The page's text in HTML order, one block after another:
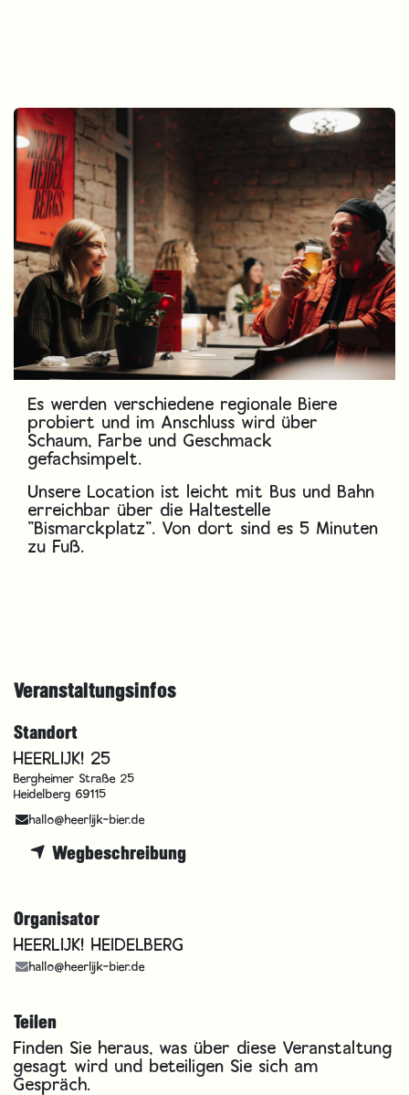
Es werden verschiedene regionale Biere
probiert und im Anschluss wird über
Schaum, Farbe und Geschmack
gefachsimpelt.
Unsere Location ist leicht mit Bus und Bahn
erreichbar über die Haltestelle
"Bismarckplatz". Von dort sind es 5 Minuten
zu Fuß.
Veranstaltungsinfos
Standort
HEERLIJK! 25
Bergheimer Straße 25
Heidelberg 69115
hallo@heerlijk-bier.de
Wegbeschreibung
Organisator
HEERLIJK! HEIDELBERG
hallo@heerlijk-bier.de
Teilen
Finden Sie heraus, was über diese Veranstaltung
gesagt wird und beteiligen Sie sich am
Gespräch.